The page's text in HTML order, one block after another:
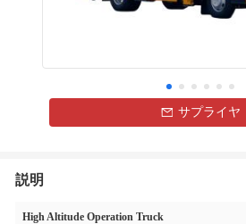
サプライヤ
説明
High Altitude Operation Truck